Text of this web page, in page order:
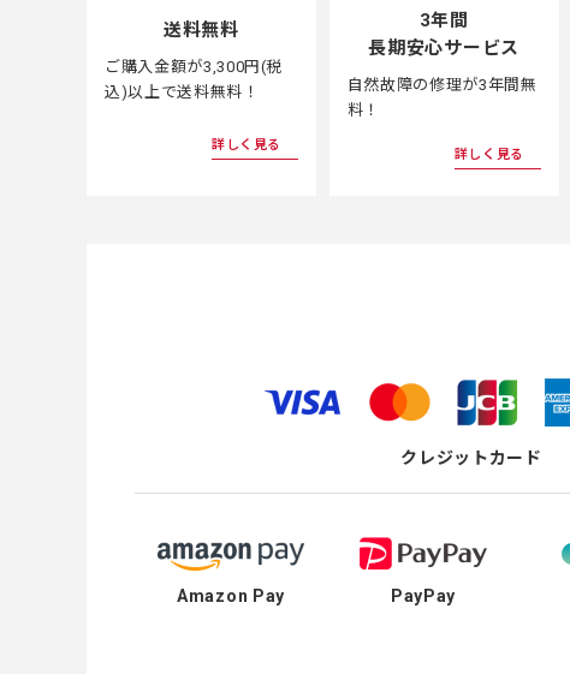
送料無料
ご購入金額が3,300円(税
込)以上で送料無料！
詳しく見る
3年間
長期安心サービス
自然故障の修理が3年間無
料！
詳しく見る
クレジットカード
Amazon Pay PayPay